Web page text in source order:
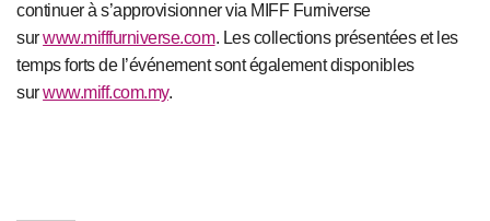
continuer à s’approvisionner via MIFF Furniverse
surwww.mifffurniverse.com. Les collections présentées et les
temps forts de l’événement sont également disponibles
surwww.miff.com.my.